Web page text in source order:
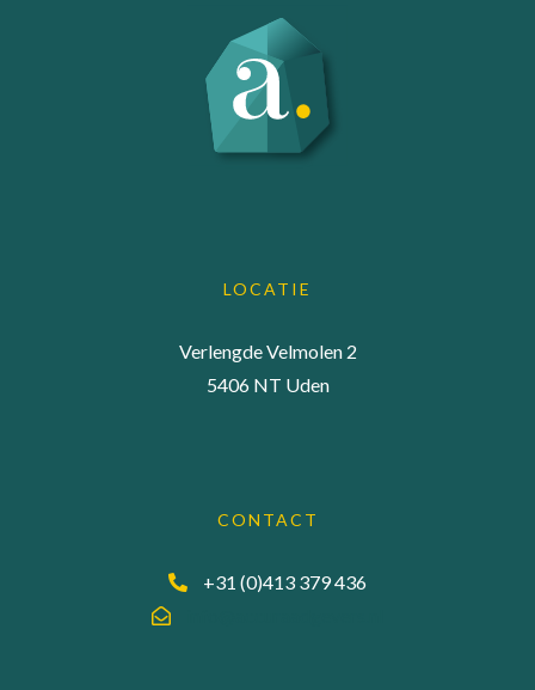
LOCATIE
Verlengde Velmolen 2
5406 NT Uden
CONTACT
+31 (0)413 379 436